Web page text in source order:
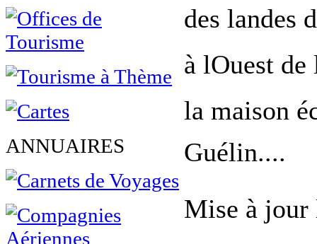
ANNUAIRES
des landes
à lOuest
la maison
Guélin....
Mise à jour